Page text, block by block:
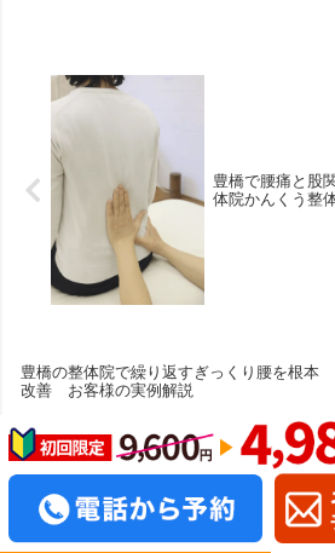
豊橋で腰痛と股
体院かんくう整
豊橋の整体院で繰り返すぎっくり腰を根本
改善 お客様の実例解説
ホーム ブログ